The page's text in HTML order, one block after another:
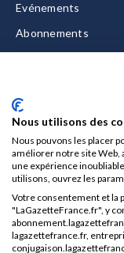
Evénements
Abonnements
Nous contacter
Mentions légales
CGU/CGV
Données
Nous utilisons des
Nous pouvons les placer
améliorer notre site Web,
une expérience
utilisons, ouvrez les
Votre consentement et la
"LaGazetteFrance.fr", y
lagazettefrance.fr,